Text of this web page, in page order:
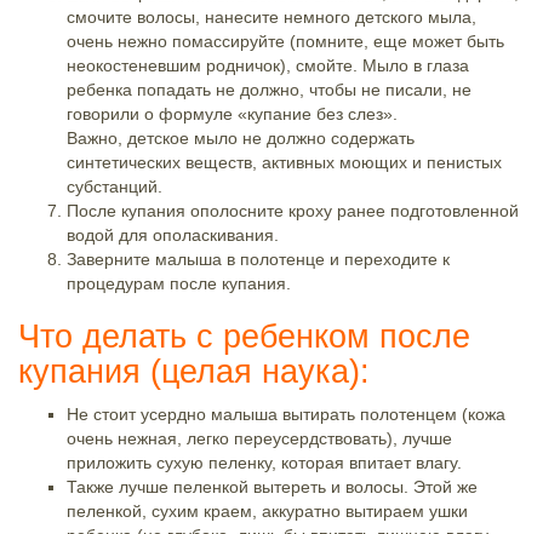
смочите волосы, нанесите немного детского мыла,
очень нежно помассируйте (помните, еще может быть
неокостеневшим родничок), смойте. Мыло в глаза
ребенка попадать не должно, чтобы не писали, не
говорили о формуле «купание без слез».
Важно, детское мыло не должно содержать
синтетических веществ, активных моющих и пенистых
субстанций.
После купания ополосните кроху ранее подготовленной
водой для ополаскивания.
Заверните малыша в полотенце и переходите к
процедурам после купания.
Что делать с ребенком после
купания (целая наука):
Не стоит усердно малыша вытирать полотенцем (кожа
очень нежная, легко переусердствовать), лучше
приложить сухую пеленку, которая впитает влагу.
Также лучше пеленкой вытереть и волосы. Этой же
пеленкой, сухим краем, аккуратно вытираем ушки